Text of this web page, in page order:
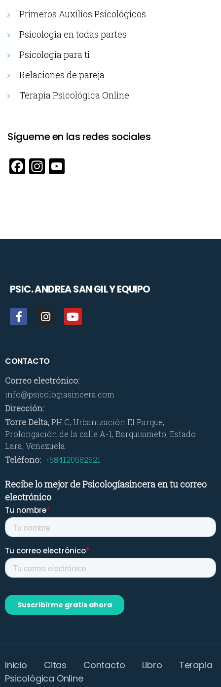
Primeros Auxilios Psicológicos
Psicología en todas partes
Psicología para ti
Relaciones de pareja
Terapia Psicológica Online
Sígueme en las redes sociales
Facebook
Instagram
PSIC. ANDREA SAN GILY EQUIPO
CONTACTO
Correo electrónico:
info@psicologiasincera.com
Dirección:
Torre Delta,PH C, Urbanización El Parque,
Prolongación de la calle A-1, Barquisimeto, Estado
Lara, Venezuela.
Teléfono: +584120582621
Recibe lo mejor de Psicologíasincera en tu correo
electrónico
Inicio Citas Contacto Libro
Terapia
Psicológica Online